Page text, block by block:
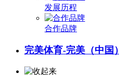
发展历程
合作品牌
完美体育-完美（中国）